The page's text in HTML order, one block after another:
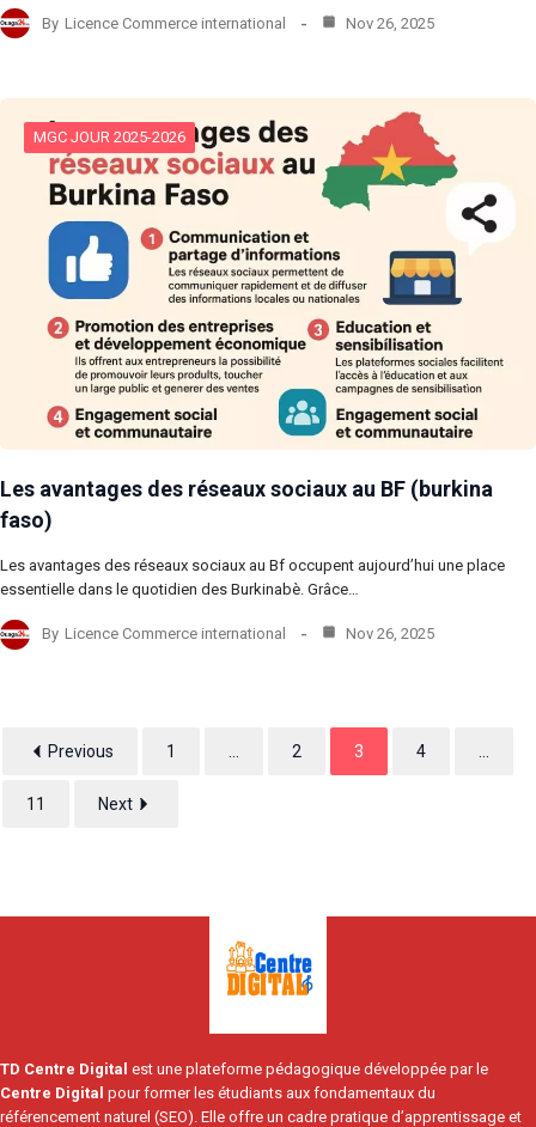
By Licence Commerce international Nov 26, 2025
MGC JOUR 2025-2026
Les avantages des réseaux sociaux au BF (burkina
faso)
Les avantages des réseaux sociaux au Bf occupent aujourd’hui une place
essentielle dans le quotidien des Burkinabè. Grâce…
By Licence Commerce international Nov 26, 2025
Previous 1 2 3 4
11 Next
TD Centre Digital est une plateforme pédagogique développée par le
Centre Digital pour former les étudiants aux fondamentaux du
référencement naturel (SEO). Elle offre un cadre pratique d’apprentissage et